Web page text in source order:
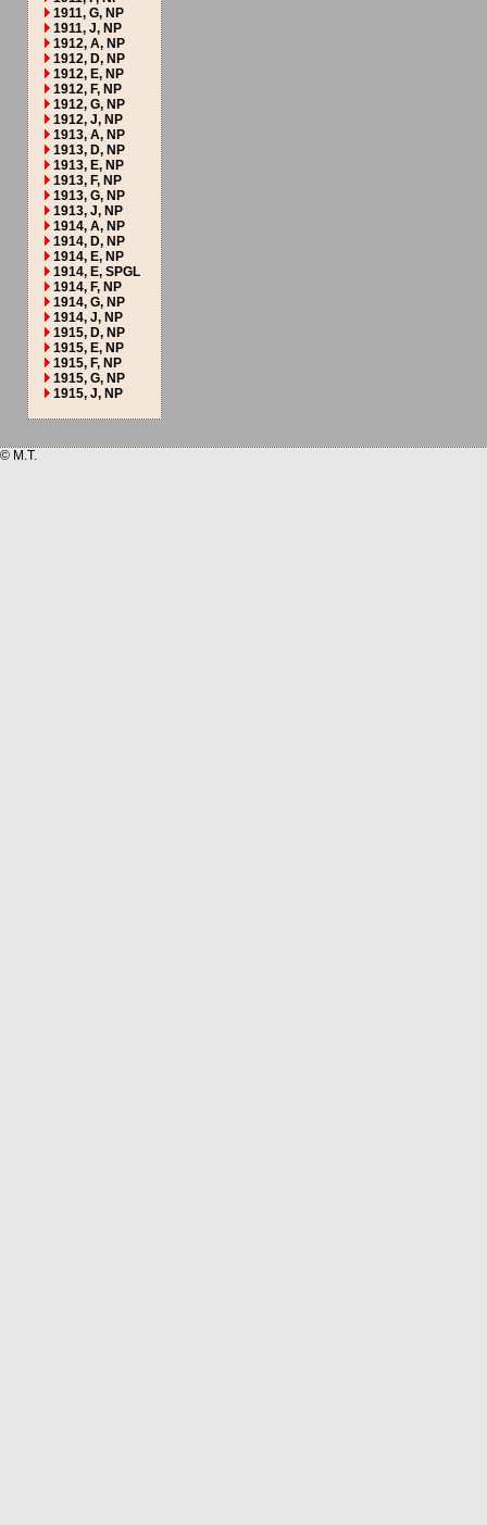
1911, G, NP
1911, J, NP
1912, A, NP
1912, D, NP
1912, E, NP
1912, F, NP
1912, G, NP
1912, J, NP
1913, A, NP
1913, D, NP
1913, E, NP
1913, F, NP
1913, G, NP
1913, J, NP
1914, A, NP
1914, D, NP
1914, E, NP
1914, E, SPGL
1914, F, NP
1914, G, NP
1914, J, NP
1915, D, NP
1915, E, NP
1915, F, NP
1915, G, NP
1915, J, NP
© M.T.